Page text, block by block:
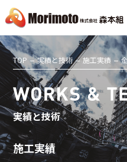
TOP 実績と技術 施工実績
実績と技術
施工実績